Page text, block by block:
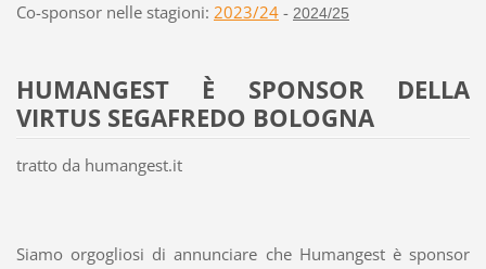
Co-sponsor nelle stagioni: 2023/24- 2024/25
HUMANGEST È SPONSOR DELLA
VIRTUS SEGAFREDO BOLOGNA
tratto da humangest.it
Siamo orgogliosi di annunciare che Humangest è sponsor